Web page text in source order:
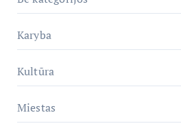
Karyba
Kultūra
Miestas